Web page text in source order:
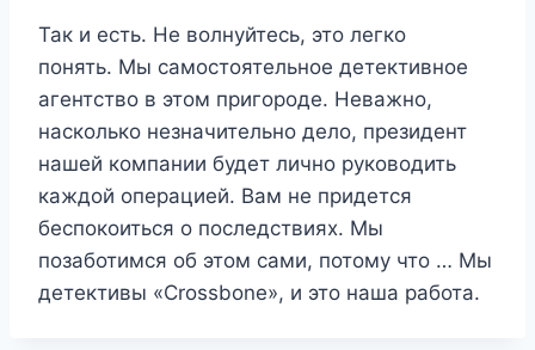
Так и есть. Не волнуйтесь, это легко
понять. Мы самостоятельное детективное
агентство в этом пригороде. Неважно,
насколько незначительно дело, президент
нашей компании будет лично руководить
каждой операцией. Вам не придется
беспокоиться о последствиях. Мы
позаботимся об этом сами, потому что … Мы
детективы «Crossbone», и это наша работа.